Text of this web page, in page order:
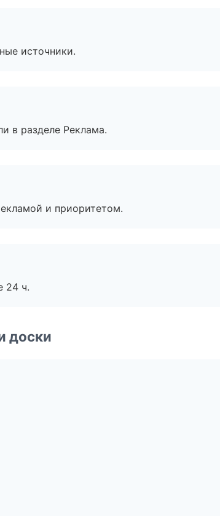
источники.
в разделе Реклама.
и приоритетом.
24 ч.
доски